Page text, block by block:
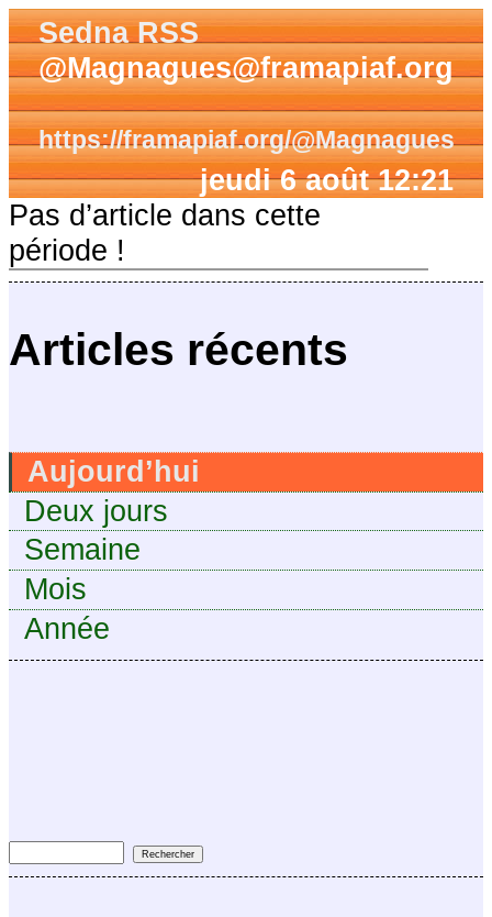
Sedna RSS
@Magnagues@framapiaf.org
https://framapiaf.org/@Magnagues
jeudi 6 août 12:21
Articles récents
Aujourd’hui
Deux jours
Semaine
Mois
Année
Pas d’article dans cette
période !